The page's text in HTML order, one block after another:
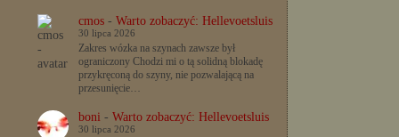
cmos- Warto zobaczyć: Hellevoetsluis
30 lipca 2026
Zakres wózka na szynach zawsze był
ograniczony Chodzi mi o tą solidną blokadę
przykręconą do szyny, nie pozwalającą na
przesunięcie…
boni- Warto zobaczyć: Hellevoetsluis
30 lipca 2026